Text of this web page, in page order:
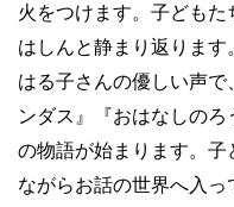
火をつけます。子ども
はしんと静まり返ります
はる子さんの優しい声
ンダス』『おはなしのろ
の物語が始まります。
ながらお話の世界へ入